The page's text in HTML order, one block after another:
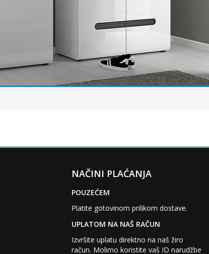
NAČINI PLAĆANJA
POUZEĆEM
Platite gotovinom prilikom dostave.
UPLATOM NA NAŠ RAČUN
Izvršite uplatu direktno na naš žiro
račun. Molimo koristite vaš ID narudžbe